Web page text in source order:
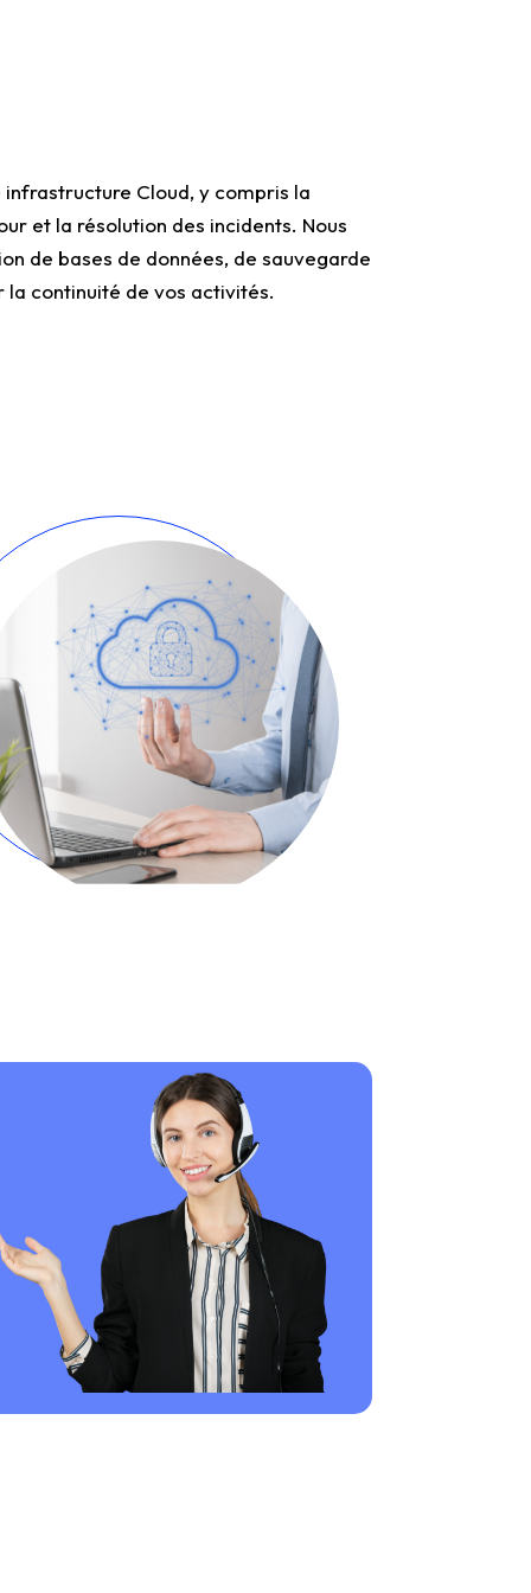
infrastructure Cloud, y compris la
et la résolution des incidents. Nous
de bases de données, de sauvegarde
continuité de vos activités.